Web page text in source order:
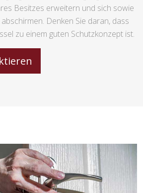
Besitzes erweitern und sich sowie
Denken Sie daran, dass
zu einem guten Schutzkonzept ist.